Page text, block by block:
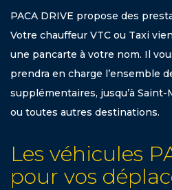
PACA DRIVE propose des
Votre chauffeur VTC ou Taxi
une pancarte à votre nom. Il
prendra en charge l’ensemble
supplémentaires, jusqu’à
ou toutes autres destinations.
Les véhicules
pour vos